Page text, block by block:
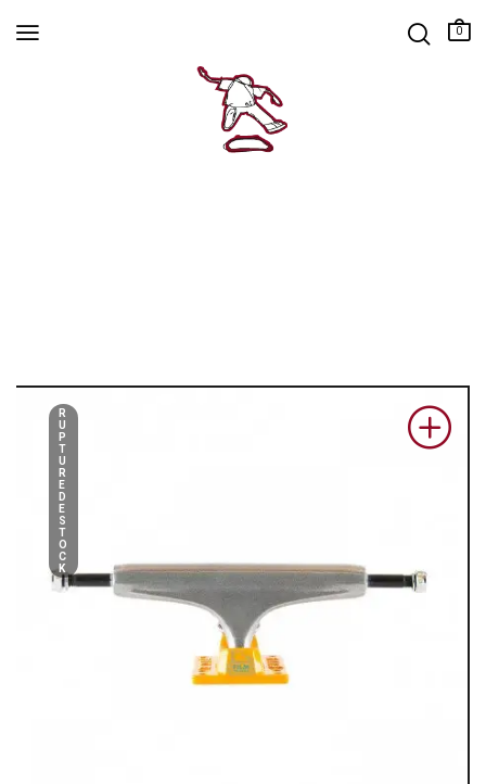
0
R
U
P
T
U
R
E
D
E
S
T
O
C
K